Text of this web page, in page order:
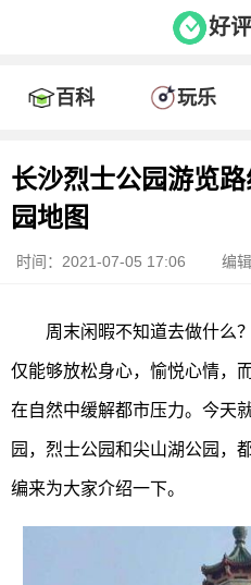
好
百科 玩乐
长沙烈士公园游览
园地图
时间：2021-07-05 17:06 编
周末闲暇不知道去做什么
仅能够放松身心，愉悦心情，
在自然中缓解都市压力。今天
园，烈士公园和尖山湖公园，
编来为大家介绍一下。